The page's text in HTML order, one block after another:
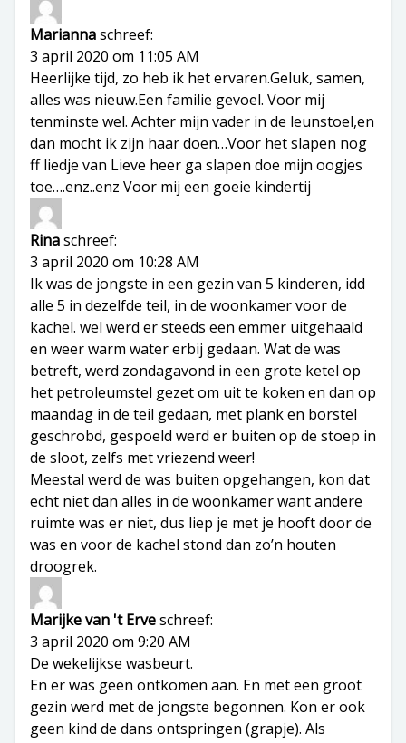
Mariannaschreef:
3 april 2020 om 11:05 AM
Heerlijke tijd, zo heb ik het ervaren.Geluk, samen,
alles was nieuw.Een familie gevoel. Voor mij
tenminste wel. Achter mijn vader in de leunstoel,en
dan mocht ik zijn haar doen…Voor het slapen nog
ff liedje van Lieve heer ga slapen doe mijn oogjes
toe….enz..enz Voor mij een goeie kindertij
Rinaschreef:
3 april 2020 om 10:28 AM
Ik was de jongste in een gezin van 5 kinderen, idd
alle 5 in dezelfde teil, in de woonkamer voor de
kachel. wel werd er steeds een emmer uitgehaald
en weer warm water erbij gedaan. Wat de was
betreft, werd zondagavond in een grote ketel op
het petroleumstel gezet om uit te koken en dan op
maandag in de teil gedaan, met plank en borstel
geschrobd, gespoeld werd er buiten op de stoep in
de sloot, zelfs met vriezend weer!
Meestal werd de was buiten opgehangen, kon dat
echt niet dan alles in de woonkamer want andere
ruimte was er niet, dus liep je met je hooft door de
was en voor de kachel stond dan zo’n houten
droogrek.
Marijke van 't Erveschreef:
3 april 2020 om 9:20 AM
De wekelijkse wasbeurt.
En er was geen ontkomen aan. En met een groot
gezin werd met de jongste begonnen. Kon er ook
geen kind de dans ontspringen (grapje). Als